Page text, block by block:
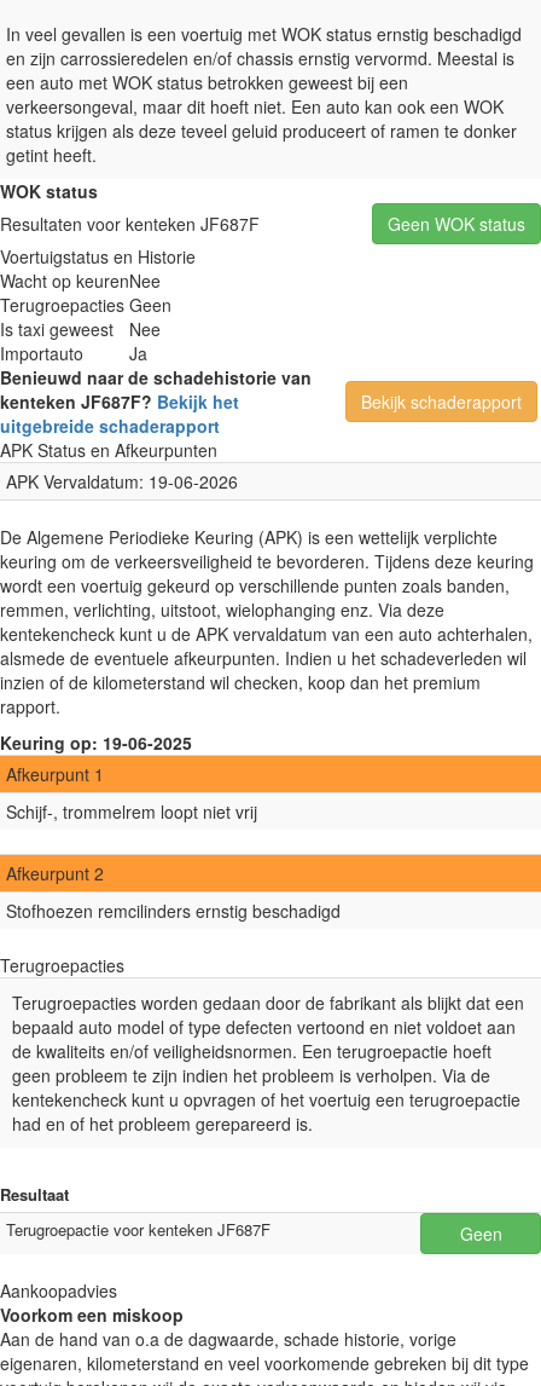
In veel gevallen is een voertuig met WOK status ernstig beschadigd
en zijn carrossieredelen en/of chassis ernstig vervormd. Meestal is
een auto met WOK status betrokken geweest bij een
verkeersongeval, maar dit hoeft niet. Een auto kan ook een WOK
status krijgen als deze teveel geluid produceert of ramen te donker
getint heeft.
WOK status
Resultaten voor kenteken JF687F
Geen WOK status
Voertuigstatus en Historie
Wacht op keurenNee
Terugroepacties Geen
Is taxi geweest
Nee
Importauto
Ja
Benieuwd naar de schadehistorie van
kenteken JF687F? Bekijk het
uitgebreide schaderapport
Bekijk schaderapport
APK Status en Afkeurpunten
APK Vervaldatum: 19-06-2026
De Algemene Periodieke Keuring (APK) is een wettelijk verplichte
keuring om de verkeersveiligheid te bevorderen. Tijdens deze keuring
wordt een voertuig gekeurd op verschillende punten zoals banden,
remmen, verlichting, uitstoot, wielophanging enz. Via deze
kentekencheck kunt u de APK vervaldatum van een auto achterhalen,
alsmede de eventuele afkeurpunten. Indien u het schadeverleden wil
inzien of de kilometerstand wil checken, koop dan het premium
rapport.
Keuring op: 19-06-2025
Afkeurpunt 1
Schijf-, trommelrem loopt niet vrij
Afkeurpunt 2
Stofhoezen remcilinders ernstig beschadigd
Terugroepacties
Terugroepacties worden gedaan door de fabrikant als blijkt dat een
bepaald auto model of type defecten vertoond en niet voldoet aan
de kwaliteits en/of veiligheidsnormen. Een terugroepactie hoeft
geen probleem te zijn indien het probleem is verholpen. Via de
kentekencheck kunt u opvragen of het voertuig een terugroepactie
had en of het probleem gerepareerd is.
Resultaat
Terugroepactie voor kenteken JF687F
Geen
Aankoopadvies
Voorkom een miskoop
Aan de hand van o.a de dagwaarde, schade historie, vorige
eigenaren, kilometerstand en veel voorkomende gebreken bij dit type